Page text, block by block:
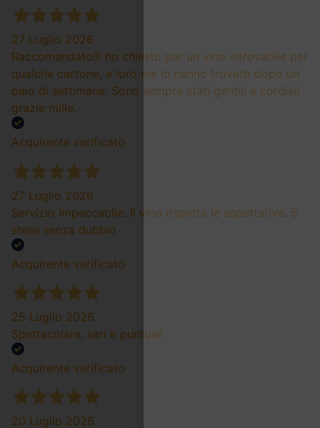
27 Luglio 2026
Raccomandato!!! ho chiesto per un vino introvabile per
qualche cartone, e loro me lo hanno trovato dopo un
paio di settimane. Sono sempre stati gentili e cordiali
grazie mille.
Acquirente verificato
27 Luglio 2026
Servizio impeccabile. Il vino rispetta le aspettative. 5
stelle senza dubbio
Acquirente verificato
25 Luglio 2026
Spettacolare, seri e puntuali
Acquirente verificato
20 Luglio 2026